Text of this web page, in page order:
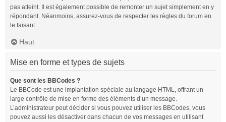
pas atteint. Il est également possible de remonter un sujet simplement en y
répondant. Néanmoins, assurez-vous de respecter les règles du forum en
le faisant.
Haut
Mise en forme et types de sujets
Que sont les BBCodes ?
Le BBCode est une implantation spéciale au langage HTML, offrant un
large contrôle de mise en forme des éléments d’un message.
L’administrateur peut décider si vous pouvez utiliser les BBCodes, vous
pouvez aussi les désactiver dans chacun de vos messages en utilisant